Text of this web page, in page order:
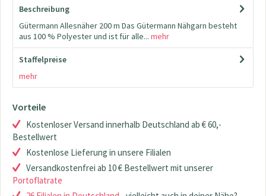
Beschreibung
Gütermann Allesnäher 200 m Das Gütermann Nähgarn besteht
aus 100 % Polyester und ist für alle... mehr
Staffelpreise
mehr
Vorteile
Kostenloser Versand innerhalb Deutschland ab € 60,-
Bestellwert
Kostenlose Lieferung in unsere Filialen
Versandkostenfrei ab 10 € Bestellwert mit unserer
Portoflatrate